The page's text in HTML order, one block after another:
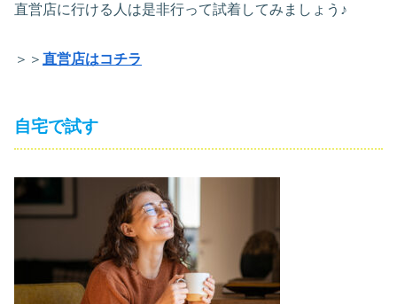
直営店に行ける人は是非行って試着してみましょう♪
＞＞ 直営店はコチラ
自宅で試す